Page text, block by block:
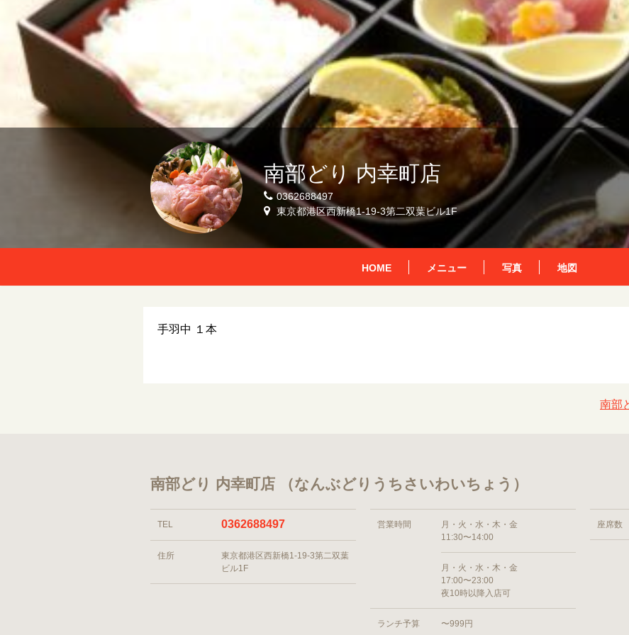
南部どり 内幸町店
0362688497
東京都港区西新橋1-19-3第二双葉ビル1F
HOME メニュー 写真 地図
手羽中 １本
南部
南部どり 内幸町店 （なんぶどりうちさいわいちょう）
TEL 0362688497
住所
東京都港区西新橋1-19-3第二双葉
ビル1F
営業時間
月・火・水・木・金
11:30〜14:00
月・火・水・木・金
17:00〜23:00
夜10時以降入店可
ランチ予算 〜999円
座席数